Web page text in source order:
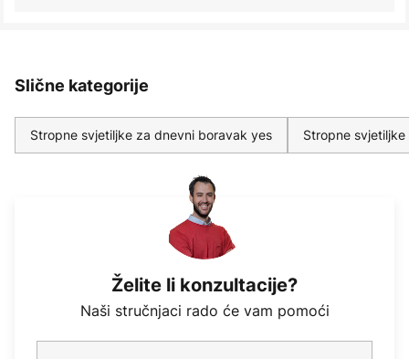
Slične kategorije
Stropne svjetiljke za dnevni boravak yes Stropne
Želite li konzultacije?
Naši stručnjaci rado će vam pomoći